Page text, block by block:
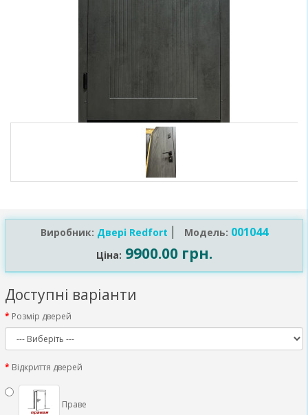
Виробник: Двері Redfort Модель: 001044
Ціна: 9900.00 грн.
Доступні варіанти
Розмір дверей
Відкриття дверей
Праве